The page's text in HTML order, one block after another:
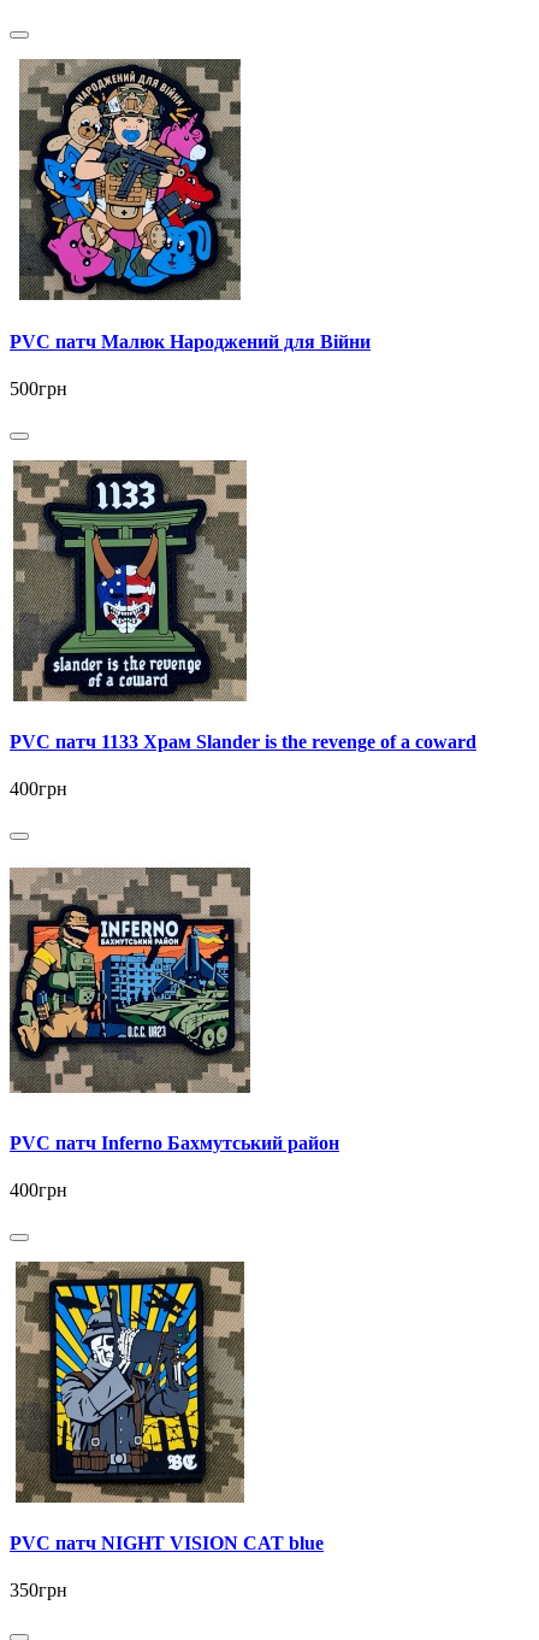
PVC патч Малюк Народжений для Війни
500грн
PVC патч 1133 Храм Slander is the revenge of a coward
400грн
PVC патч Inferno Бахмутський район
400грн
PVC патч NIGHT VISION CAT blue
350грн